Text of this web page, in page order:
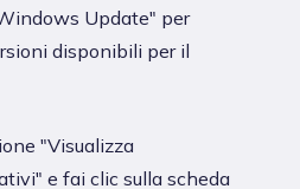
Update" per
disponibili per il
"Visualizza
e fai clic sulla scheda